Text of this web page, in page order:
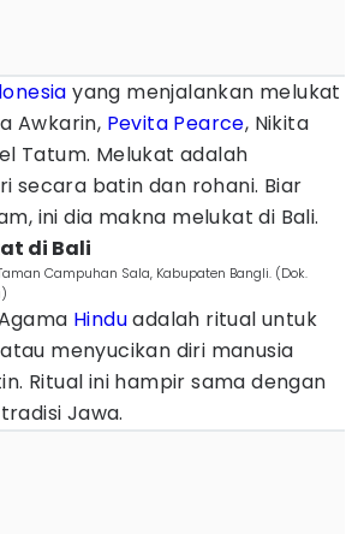
yang menjalankan melukat
Awkarin, Pevita Pearce, Nikita
Tatum. Melukat adalah
secara batin dan rohani. Biar
ini dia makna melukat di Bali.
di Bali
Campuhan Sala, Kabupaten Bangli. (Dok.
Hinduadalah ritual untuk
menyucikan diri manusia
Ritual ini hampir sama dengan
Jawa.